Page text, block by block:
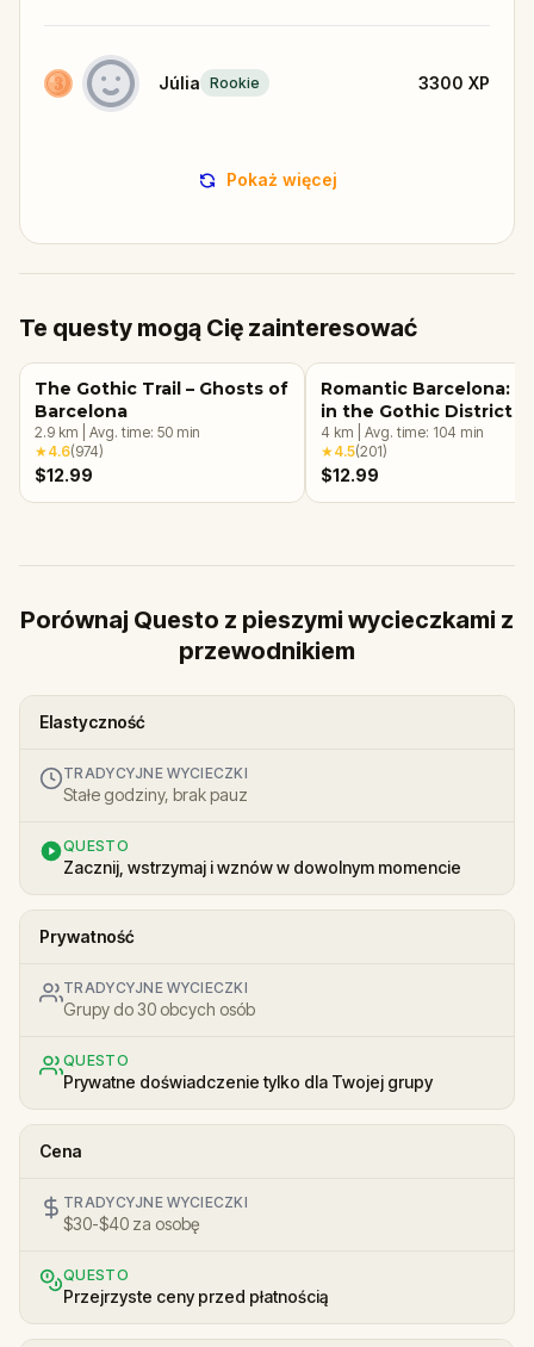
Júlia Rookie 3300 XP
Pokaż więcej
Te questy mogą Cię zainteresować
The Gothic Trail – Ghosts of
Barcelona
2.9 km Avg. time: 50 min
★4.6(974)
$12.99
Romantic Barcelona:
in the Gothic District
4 km Avg. time: 104 min
★4.5(201)
$12.99
Porównaj Questo z pieszymi wycieczkami z
przewodnikiem
Elastyczność
TRADYCYJNE WYCIECZKI
Stałe godziny, brak pauz
QUESTO
Zacznij, wstrzymaj i wznów w dowolnym momencie
Prywatność
TRADYCYJNE WYCIECZKI
Grupy do 30 obcych osób
QUESTO
Prywatne doświadczenie tylko dla Twojej grupy
Cena
TRADYCYJNE WYCIECZKI
$30-$40 za osobę
QUESTO
Przejrzyste ceny przed płatnością